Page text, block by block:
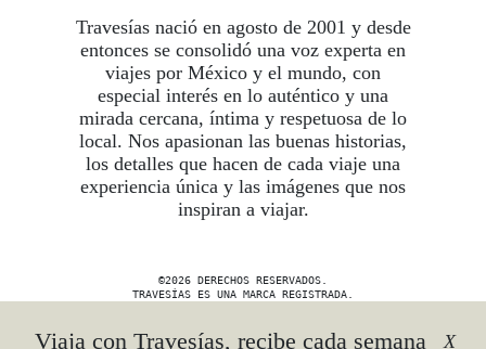
Viaja con Travesías, recibe cada semana X
Travesías nació en agosto de 2001 y desde
entonces se consolidó una voz experta en
viajes por México y el mundo, con
especial interés en lo auténtico y una
mirada cercana, íntima y respetuosa de lo
local. Nos apasionan las buenas historias,
los detalles que hacen de cada viaje una
experiencia única y las imágenes que nos
inspiran a viajar.
©2026 DERECHOS RESERVADOS.
TRAVESÍAS ES UNA MARCA REGISTRADA.